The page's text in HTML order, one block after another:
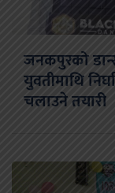
जनकपुरको
युवतीमाथि
चलाउने तयारी